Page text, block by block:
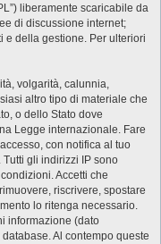
liberamente scaricabile da
di discussione internet;
e della gestione. Per ulteriori
volgarità, calunnia,
altro tipo di materiale che
o dello Stato dove
Legge internazionale. Fare
con notifica al tuo
gli indirizzi IP sono
Accetti che
riscrivere, spostare
lo ritenga necessario.
informazione (dato
Al contempo queste